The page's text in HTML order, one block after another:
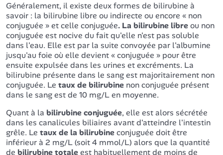
Généralement, il existe deux formes de bilirubine à
savoir : la bilirubine libre ou indirecte ou encore « non
conjuguée » et celle conjuguée. La bilirubine libreou non
conjuguée est nocive du fait qu'elle n'est pas soluble
dans l'eau. Elle est par la suite convoyée par l'albumine
jusqu'au foie où elle devient « conjuguée » pour être
ensuite expulsée dans les urines et excréments. La
bilirubine présente dans le sang est majoritairement non
conjuguée. Le taux de bilirubine non conjuguée présent
dans le sang est de 10 mg/L en moyenne.
Quant à la bilirubine conjuguée, elle est alors sécrétée
dans les canalicules biliaires avant d'atteindre l'intestin
grêle. Le taux de la bilirubineconjuguée doit être
inférieur à 2 mg/L (soit 4 mmol/L) alors que la quantité
de bilirubine totaleest habituellement de moins de